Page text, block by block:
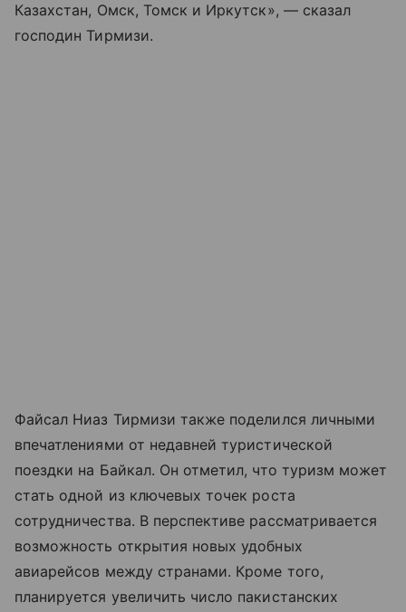
Казахстан, Омск, Томск и Иркутск», — сказал
господин Тирмизи.
Файсал Ниаз Тирмизи также поделился личными
впечатлениями от недавней туристической
поездки на Байкал. Он отметил, что туризм может
стать одной из ключевых точек роста
сотрудничества. В перспективе рассматривается
возможность открытия новых удобных
авиарейсов между странами. Кроме того,
планируется увеличить число пакистанских